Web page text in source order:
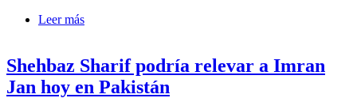
Leer más
Shehbaz Sharif podría relevar a Imran
Jan hoy en Pakistán